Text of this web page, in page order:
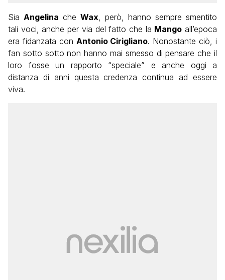
Sia Angelina che Wax, però, hanno sempre smentito
tali voci, anche per via del fatto che la Mango all’epoca
era fidanzata con Antonio Cirigliano. Nonostante ciò, i
fan sotto sotto non hanno mai smesso di pensare che il
loro fosse un rapporto “speciale” e anche oggi a
distanza di anni questa credenza continua ad essere
viva.